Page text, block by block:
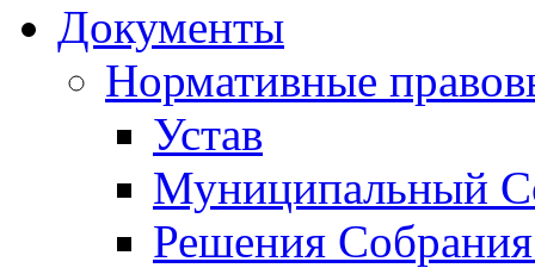
Документы
Нормативные
Устав
Муниципальный
Решения